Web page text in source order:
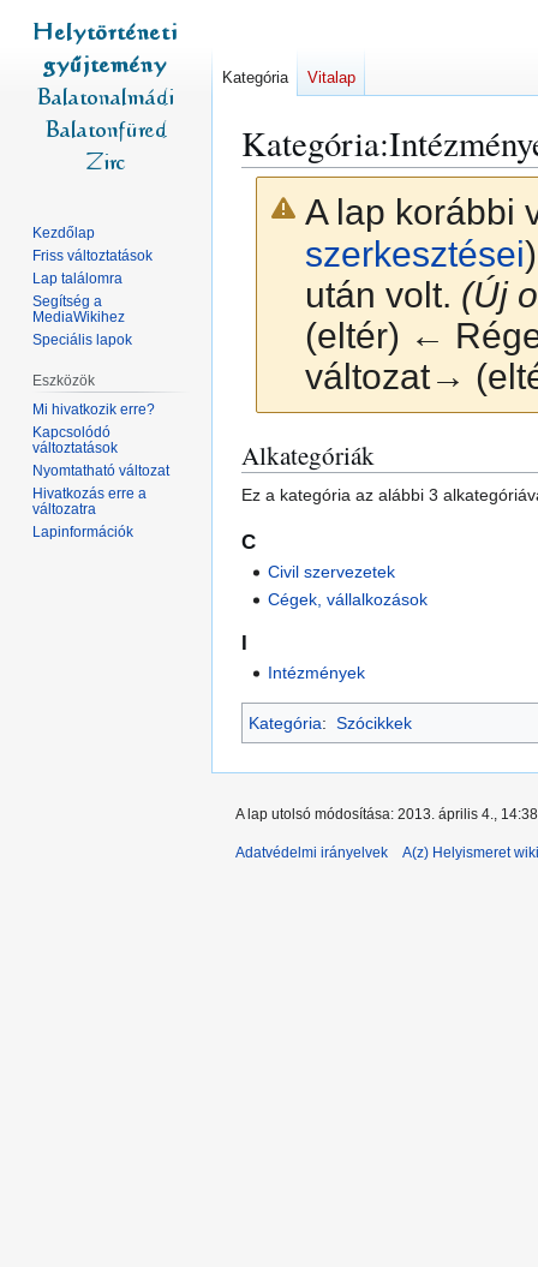
Kategória:
A lap korábbi
szerkesztései)
után volt. (Új
(eltér) ←
változat→
Ugrás
a
navigációhoz
Ugrás
a
kereséshez
Alkategóriák
Ez a kategória az alábbi 3
C
Civil szervezetek
Cégek, vállalkozások
Intézmények
Kategória: Szócikkek
Kategória Vitalap
Kezdőlap
Friss változtatások
Lap találomra
Segítség a
MediaWikihez
Speciális lapok
Eszközök
Mi hivatkozik erre?
Kapcsolódó
változtatások
Nyomtatható változat
Hivatkozás erre a
változatra
Lapinformációk
A lap utolsó módosítása: 2013. április 4., 14:38
Adatvédelmi irányelvek A(z) Helyismeret